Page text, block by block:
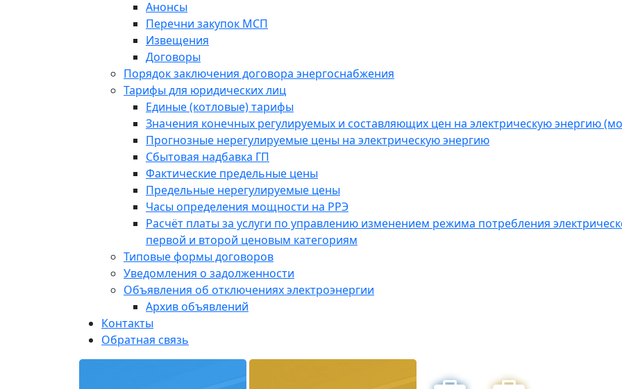
Анонсы
Перечни закупок МСП
Извещения
Договоры
Порядок заключения договора энергоснабжения
Тарифы для юридических лиц
Единые (котловые) тарифы
Значения конечных регулируемых и составляющих цен на электрическую энергию
Прогнозные нерегулируемые цены на электрическую энергию
Сбытовая надбавка ГП
Фактические предельные цены
Предельные нерегулируемые цены
Часы определения мощности на РРЭ
Расчёт платы за услуги по управлению изменением режима потребления
первой и второй ценовым категориям
Типовые формы договоров
Уведомления о задолженности
Объявления об отключениях электроэнергии
Архив объявлений
Контакты
Обратная связь